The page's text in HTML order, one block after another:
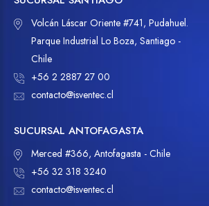
Volcán Láscar Oriente #741, Pudahuel.
Parque Industrial Lo Boza, Santiago -
Chile
+56 2 2887 27 00
contacto@isventec.cl
SUCURSAL ANTOFAGASTA
Merced #366, Antofagasta - Chile
+56 32 318 3240
contacto@isventec.cl